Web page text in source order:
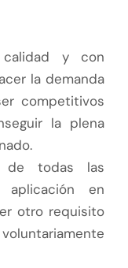
calidad y con
la demanda
competitivos
la plena
de todas las
en
otro requisito